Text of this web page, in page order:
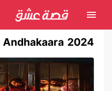
Andhakaara 2024